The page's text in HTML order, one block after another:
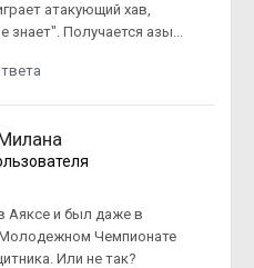
атакующий хав,
знает". Получается азы...
Аяксе и был даже в
Чемпионате
Или не так?